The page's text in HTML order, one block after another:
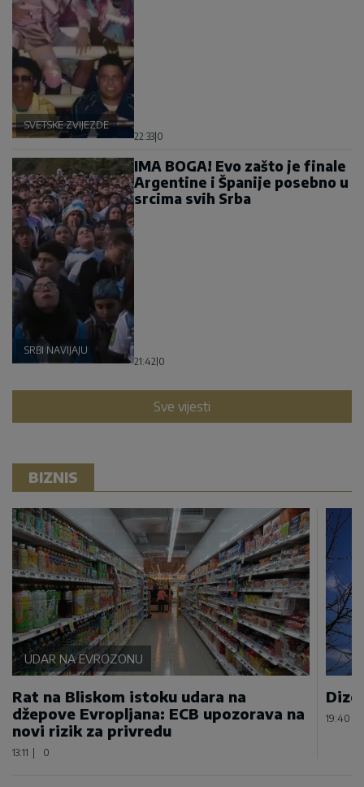
SVETSKE ZVIJEZDE
22:33 0
SRBI NAVIJAJU
IMA BOGA! Evo zašto je finale
Argentine i Španije posebno u
srcima svih Srba
21:42 0
Sve vijesti
BIZNIS
UDAR NA EVROZONU
Rat na Bliskom istoku udara na
džepove Evropljana: ECB upozorava na
novi rizik za privredu
13:11 0
19:40